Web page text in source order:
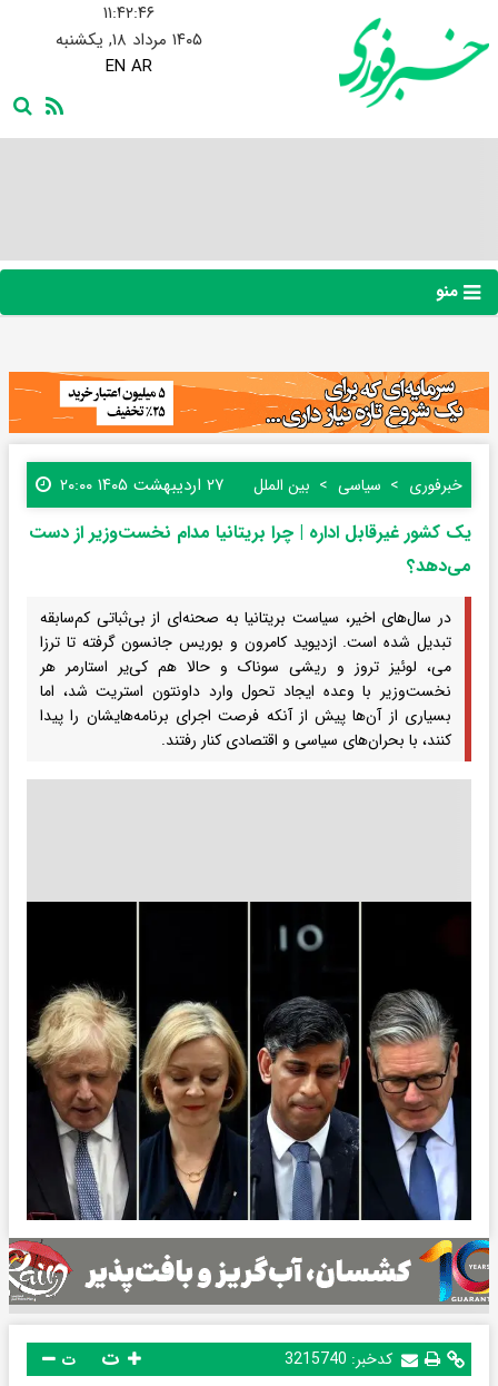
۱۱:۴۲:۴۷
۱۴۰۵ مرداد ۱۸, یکشنبه
EN AR
منو
خبرفوری سیاسی بین الملل ۲۷ اردیبهشت ۱۴۰۵ ۲۰:۰۰
یک کشور غیرقابل اداره | چرا بریتانیا مدام نخست‌وزیر از دست
می‌دهد؟
در سال‌های اخیر، سیاست بریتانیا به صحنه‌ای از بی‌ثباتی کم‌سابقه
تبدیل شده است. ازدیوید کامرون و بوریس جانسون گرفته تا ترزا
می، لوئیز تروز و ریشی سوناک و حالا هم کی‌یر استارمر هر
نخست‌وزیر با وعده ایجاد تحول وارد داونتون استریت شد، اما
بسیاری از آن‌ها پیش از آنکه فرصت اجرای برنامه‌هایشان را پیدا
کنند، با بحران‌های سیاسی و اقتصادی کنار رفتند.
کدخبر: 3215740 ت